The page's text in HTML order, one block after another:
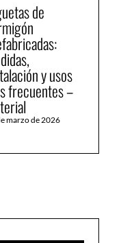
de
y usos
frecuentes –
marzo de 2026